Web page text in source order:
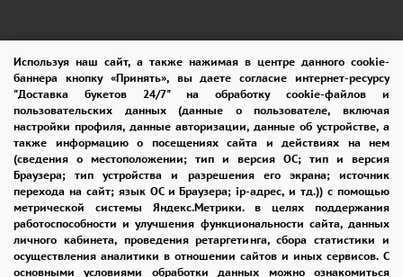
Используя наш сайт, а также нажимая в центре данного cookie-
баннера кнопку «Принять», вы даете согласие интернет-ресурсу
"Доставка букетов 24/7" на обработку cookie-файлов и
пользовательских данных (данные о пользователе, включая
настройки профиля, данные авторизации, данные об устройстве, а
также информацию о посещениях сайта и действиях на нем
(сведения о местоположении; тип и версия ОС; тип и версия
Браузера; тип устройства и разрешения его экрана; источник
перехода на сайт; язык ОС и Браузера; ip-адрес, и тд.)) с помощью
метрической системы Яндекс.Метрики. в целях поддержания
работоспособности и улучшения функциональности сайта, данных
личного кабинета, проведения ретаргетинга, сбора статистики и
осуществления аналитики в отношении сайтов и иных сервисов. С
основными условиями обработки данных можно ознакомиться
ПОМОЩЬ ОПЛАТА
ДОСТАВКА
ГАРАНТИИ
КУПОН
ВОЗВРАТ
ОТЗЫВЫ
РЕКОМЕНДАЦИИ
КОНТАКТЫ
8 965 242-37-47